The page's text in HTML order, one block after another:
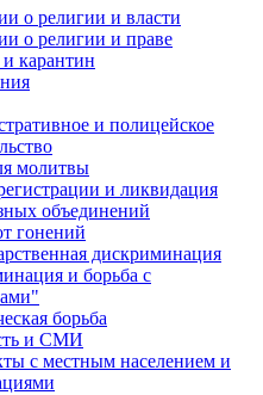
о религии и власти
о религии и праве
карантин
и полицейское
молитвы
и ликвидация
объединений
гонений
дискриминация
и борьба с
борьба
и СМИ
с местным населением и